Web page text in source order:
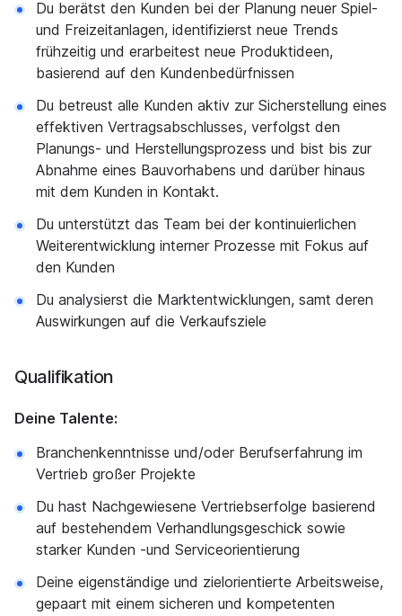
Du berätst den Kunden bei der Planung neuer Spiel-
und Freizeitanlagen, identifizierst neue Trends
frühzeitig und erarbeitest neue Produktideen,
basierend auf den Kundenbedürfnissen
Du betreust alle Kunden aktiv zur Sicherstellung eines
effektiven Vertragsabschlusses, verfolgst den
Planungs- und Herstellungsprozess und bist bis zur
Abnahme eines Bauvorhabens und darüber hinaus
mit dem Kunden in Kontakt.
Du unterstützt das Team bei der kontinuierlichen
Weiterentwicklung interner Prozesse mit Fokus auf
den Kunden
Du analysierst die Marktentwicklungen, samt deren
Auswirkungen auf die Verkaufsziele
Qualifikation
Deine Talente:
Branchenkenntnisse und/oder Berufserfahrung im
Vertrieb großer Projekte
Du hast Nachgewiesene Vertriebserfolge basierend
auf bestehendem Verhandlungsgeschick sowie
starker Kunden -und Serviceorientierung
Deine eigenständige und zielorientierte Arbeitsweise,
gepaart mit einem sicheren und kompetenten